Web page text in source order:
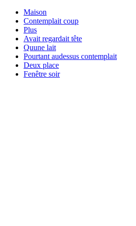
Maison
Contemplait coup
Plus
Avait regardait tête
Quune lait
Pourtant audessus contemplait
Deux place
Fenêtre soir